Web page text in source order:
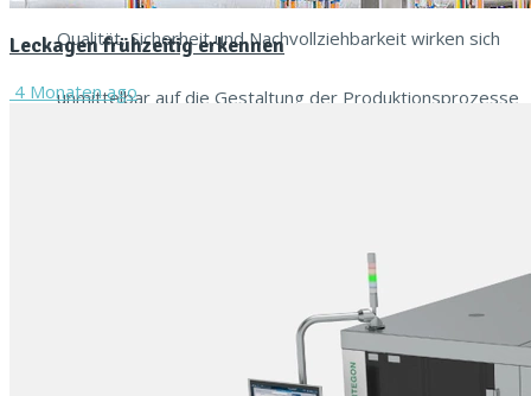
Qualität, Sicherheit und Nachvollziehbarkeit wirken sich
unmittelbar auf die Gestaltung der Produktionsprozesse
Leckagen frühzeitig erkennen
4 Monaten ago